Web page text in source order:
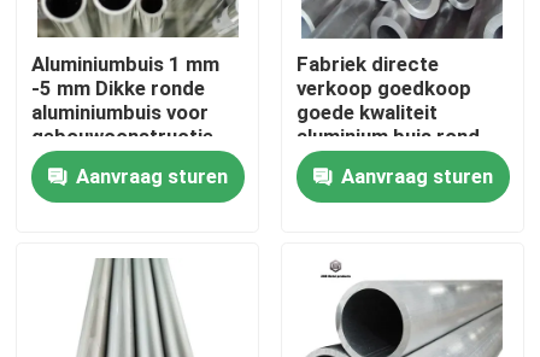
Kwaliteitscontrole
Neem contact met ons op
Nieuws
Vraag een offerte
De Bladen van de roestvrij staalplaat
Aluminiumbuis 1 mm
-5 mm Dikke ronde
aluminiumbuis voor
gebouwconstructie
Aanvraag sturen
Fabriek directe
verkoop goedkoop
goede kwaliteit
aluminium buis rond
Aanvraag sturen